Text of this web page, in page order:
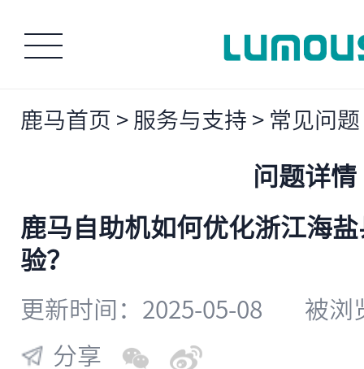
鹿马首页 > 服务与支持 > 常见问题
问题详情
鹿马自助机如何优化浙江海
验？
更新时间：2025-05-08
被浏
分享